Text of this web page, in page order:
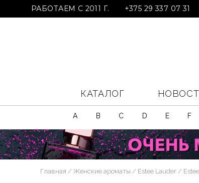
РАБОТАЕМ С 2011 Г. +375 29 337 07 31
КАТАЛОГ
A B C D E F
Главная Женские ароматы Estee Lauder